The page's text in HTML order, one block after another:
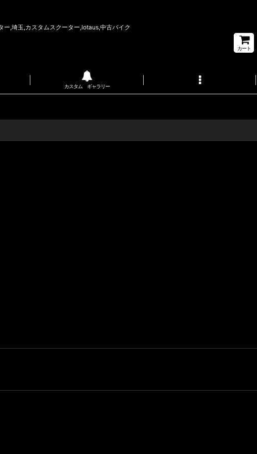
,埼玉,カスタムスクーター,lotaus,中古バイク
カート
カスタム ギャラリー